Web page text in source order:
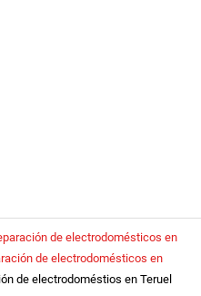
de electrodomésticos en
de electrodomésticos en
de electrodoméstios en Teruel